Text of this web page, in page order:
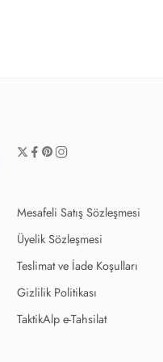
Mesafeli Satış Sözleşmesi
Üyelik Sözleşmesi
Teslimat ve İade Koşulları
Gizlilik Politikası
TaktikAlp e-Tahsilat